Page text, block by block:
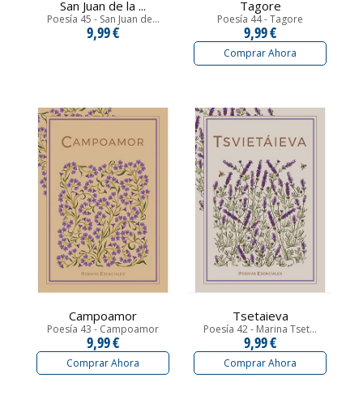
San Juan de la ...
Poesía 45 - San Juan de...
9,99 €
Tagore
Poesía 44 - Tagore
9,99 €
Comprar Ahora
Campoamor
Poesía 43 - Campoamor
9,99 €
Comprar Ahora
Tsetaieva
Poesía 42 - Marina Tset...
9,99 €
Comprar Ahora